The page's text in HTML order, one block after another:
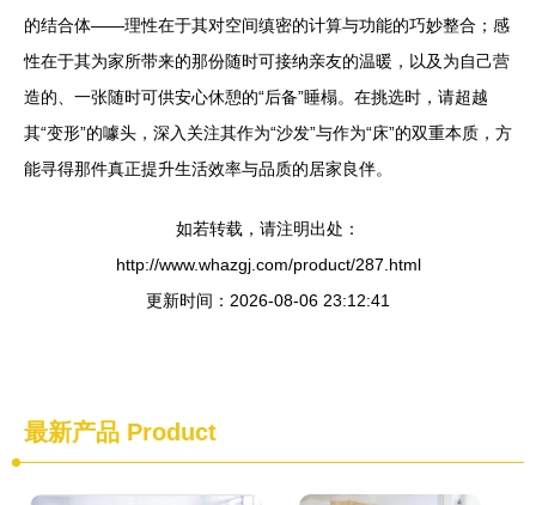
的结合体——理性在于其对空间缜密的计算与功能的巧妙整合；感
性在于其为家所带来的那份随时可接纳亲友的温暖，以及为自己营
造的、一张随时可供安心休憩的“后备”睡榻。在挑选时，请超越
其“变形”的噱头，深入关注其作为“沙发”与作为“床”的双重本质，方
能寻得那件真正提升生活效率与品质的居家良伴。
如若转载，请注明出处：
http://www.whazgj.com/product/287.html
更新时间：2026-08-06 23:12:41
最新产品 Product